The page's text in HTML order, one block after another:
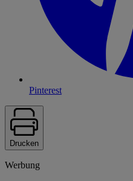
Pinterest
Drucken
Werbung